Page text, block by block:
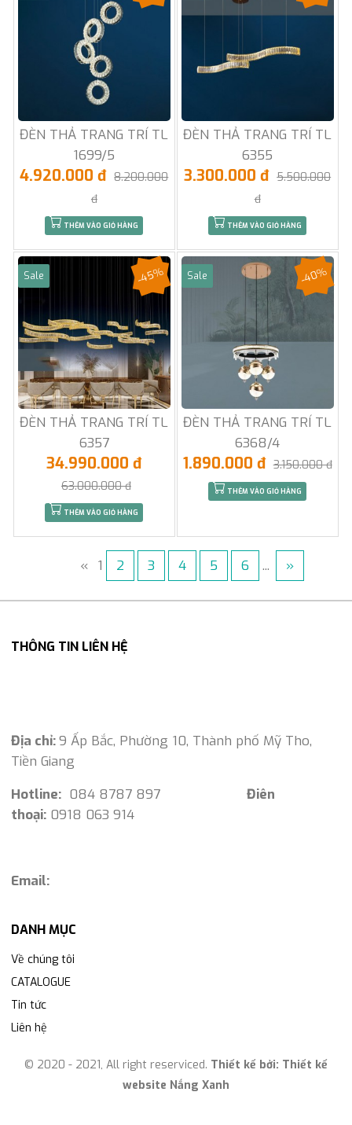
ĐÈN THẢ TRANG TRÍ TL
1699/5
4.920.000 đ 8.200.000
đ
THÊM VÀO GIỎ HÀNG
ĐÈN THẢ TRANG TRÍ TL
6355
3.300.000 đ 5.500.000
đ
THÊM VÀO GIỎ HÀNG
Sale
ĐÈN THẢ TRANG TRÍ TL
6357
-45%
34.990.000 đ
63.000.000 đ
THÊM VÀO GIỎ HÀNG
Sale
ĐÈN THẢ TRANG TRÍ TL
6368/4
-40%
1.890.000 đ 3.150.000 đ
THÊM VÀO GIỎ HÀNG
« 1 2 3 4 5 6 ... »
THÔNG TIN LIÊN HỆ
Địa chỉ:9 Ấp Bắc, Phường 10, Thành phố Mỹ Tho,
Tiền Giang
Hotline: 084 8787 897 Điên
thoại: 0918 063 914
Email:
DANH MỤC
Về chúng tôi
CATALOGUE
Tin tức
Liên hệ
© 2020 - 2021, All right reserviced. Thiết kế bởi: Thiết kế
website Nắng Xanh